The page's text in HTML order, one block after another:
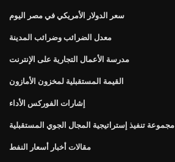
سعر الدولار الأمريكي في مصر اليوم
معدل الضرائب وضرائب المدينة
مدرسة الأعمال التجارية على الإنترنت
القيمة المستقبلية لمخزون الأمازون
إشارات الفوركس الأداء
مجموعة تنفيذ إستراتيجية المجال الجوي المستقبلية
مقالات أخبار أسعار النفط